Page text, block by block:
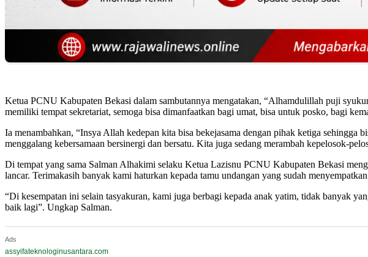
Ketua PCNU Kabupaten Bekasi dalam sambutannya mengatakan, “Alhamdulillah puji
memiliki tempat sekretariat, semoga bisa dimanfaatkan bagi umat, bisa untuk posko, bagi
Ia menambahkan, “Insya Allah kedepan kita bisa bekejasama dengan pihak ketiga sehingga
menggalang kebersamaan bersinergi dan bersatu. Kita juga sedang merambah kepelosok-
Di tempat yang sama Salman Alhakimi selaku Ketua Lazisnu PCNU Kabupaten Bekasi
lancar. Terimakasih banyak kami haturkan kepada tamu undangan yang sudah
“Di kesempatan ini selain tasyakuran, kami juga berbagi kepada anak yatim, tidak banyak
baik lagi”. Ungkap Salman.
Ads
assyifateknologinusantara.com